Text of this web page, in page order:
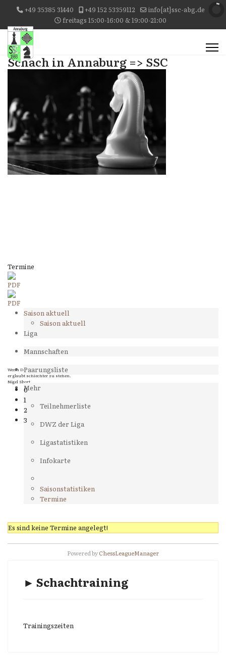
+49 35385 31440 +49 152 53359112
info{at}ssc-abg.de
freitags 15:00-16:00 & 19:00-21:00
Schach in Annaburg => SSC
Wenn Dein Gegner Dir ein Remis anbietet, versuch herauszufinden, weshalb
er glaubt schlechter zu stehen.
Nigel Short
0
1
2
3
Termine
Saison aktuell
Saison aktuell
Liga
Mannschaften
Paarungsliste
Mehr
Teilnehmerliste
DWZ der Liga
Ligastatistiken
Infokarte
Saisonstatistiken
Termine
Es sind keine Termine angelegt!
Powered byChessLeagueManager
► Schachtraining
Trainingszeiten